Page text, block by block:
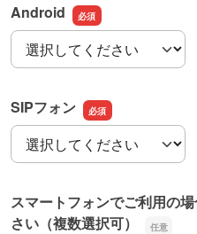
Android
Android
SIPフォン
SIPフォン
スマートフォンでご利用の
さい（複数選択可）